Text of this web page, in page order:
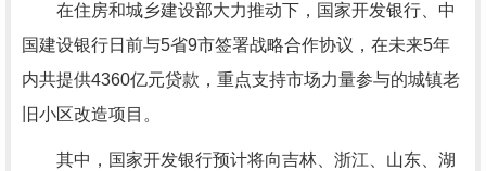
在住房和城乡建设部大力推动下，国家开发银行、中
国建设银行日前与5省9市签署战略合作协议，在未来5年
内共提供4360亿元贷款，重点支持市场力量参与的城镇老
旧小区改造项目。
其中，国家开发银行预计将向吉林、浙江、山东、湖